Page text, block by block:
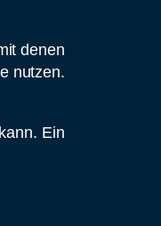
denen
nutzen.
Ein